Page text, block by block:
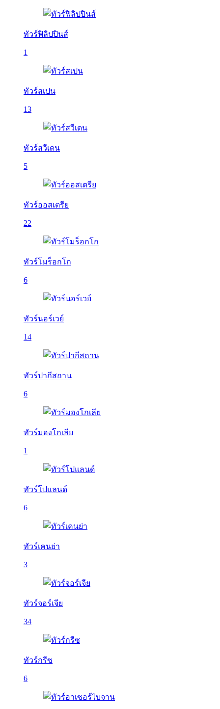
ทัวร์ฟิลิปปินส์
1
ทัวร์สเปน
13
ทัวร์สวีเดน
5
ทัวร์ออสเตรีย
22
ทัวร์โมร็อกโก
6
ทัวร์นอร์เวย์
14
ทัวร์ปากีสถาน
6
ทัวร์มองโกเลีย
1
ทัวร์โปแลนด์
6
ทัวร์เคนย่า
3
ทัวร์จอร์เจีย
34
ทัวร์กรีซ
6